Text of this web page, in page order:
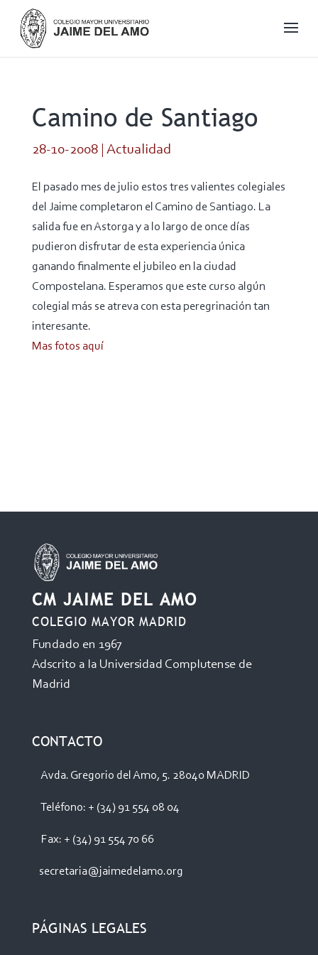
Camino de Santiago
28-10-2008| Actualidad
El pasado mes de julio estos tres valientes colegiales
del Jaime completaron el Camino de Santiago. La
salida fue en Astorga y a lo largo de once días
pudieron disfrutar de esta experiencia única
ganando finalmente el jubileo en la ciudad
Compostelana. Esperamos que este curso algún
colegial más se atreva con esta peregrinación tan
interesante.
Mas fotos aquí
CM JAIME DEL AMO
COLEGIO MAYOR MADRID
Fundado en 1967
Adscrito a la Universidad Complutense de
Madrid
CONTACTO
Avda. Gregorio del Amo, 5. 28040 MADRID
Teléfono: + (34) 91 554 08 04
Fax: + (34) 91 554 70 66
secretaria@jaimedelamo.org
PÁGINAS LEGALES